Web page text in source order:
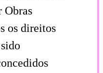
Obras
os direitos